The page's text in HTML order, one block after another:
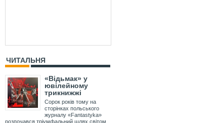
ЧИТАЛЬНЯ
«Відьмак» у
ювілейному
трикнижжі
Сорок років тому на
сторінках польського
журналу «Fantastyka»
розпочався тріумфальний шлях світом